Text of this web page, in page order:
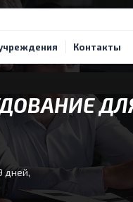
Контакты
дней,